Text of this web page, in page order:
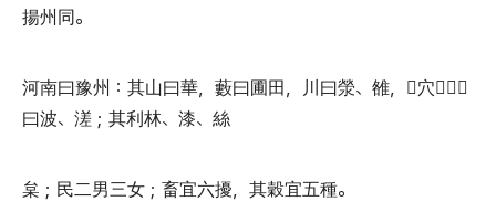
揚州同。
河南曰豫州 ： 其山曰華， 藪曰圃田， 川曰滎、 雒， 穴 
曰波、 溠 ； 其利林、 漆、 絲
枲 ； 民二男三女 ； 畜宜六擾， 其穀宜五種。